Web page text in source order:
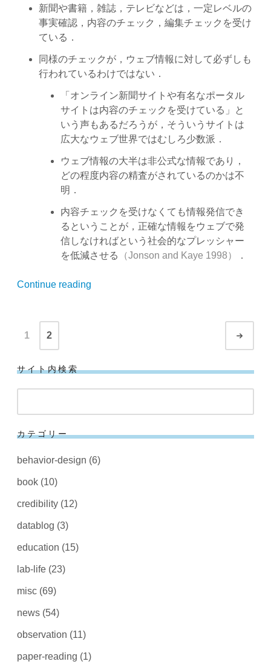
歴
史”
新聞や書籍，雑誌，テレビなどは，一定レベルの
事実確認，内容のチェック，編集チェックを受け
ている．
同様のチェックが，ウェブ情報に対して必ずしも
行われているわけではない．
「オンライン新聞サイトや有名なポータル
サイトは内容のチェックを受けている」と
いう声もあるだろうが，そういうサイトは
広大なウェブ世界ではむしろ少数派．
ウェブ情報の大半は非公式な情報であり，
どの程度内容の精査がされているのかは不
明．
内容チェックを受けなくても情報発信でき
るということが，正確な情報をウェブで発
信しなければという社会的なプレッシャー
を低減させる
（Jonson and Kaye 1998） ．
Continue reading
ウ
情
特
Posts
navigation
1 2
サイト内検索
カテゴリー
behavior-design (6)
book (10)
credibility (12)
datablog (3)
education (15)
lab-life (23)
misc (69)
news (54)
observation (11)
paper-reading (1)